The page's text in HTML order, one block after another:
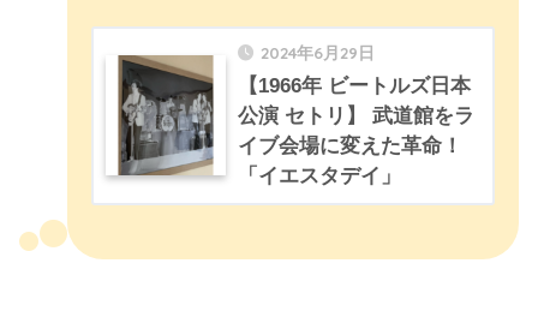
2024年6月29日
【1966年 ビートルズ日本
公演 セトリ】 武道館をラ
イブ会場に変えた革命！
「イエスタデイ」